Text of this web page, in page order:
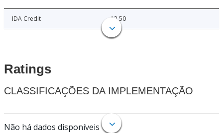
IDA Credit 12.50
Ratings
CLASSIFICAÇÕES DA IMPLEMENTAÇÃO
Não há dados disponíveis